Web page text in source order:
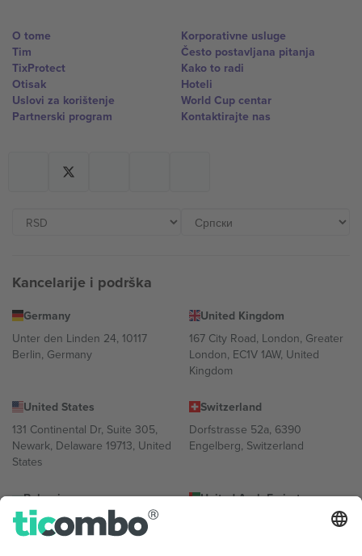
O tome
Tim
TixProtect
Otisak
Uslovi za korištenje
Partnerski program
Korporativne usluge
Često postavljana pitanja
Kako to radi
Hoteli
World Cup centar
Kontaktirajte nas
Kancelarije i podrška
Germany
Unter den Linden 24, 10117
Berlin, Germany
United Kingdom
167 City Road, London, Greater
London, EC1V 1AW, United
Kingdom
United States
131 Continental Dr, Suite 305,
Newark, Delaware 19713, United
States
Switzerland
Dorfstrasse 52a, 6390
Engelberg, Switzerland
Bulgaria
Regus Sofia City West, bul
Totleben 53-55, 1606 Sofia,
United Arab Emirates
UAE Dubai Silicon Oasis, DDP